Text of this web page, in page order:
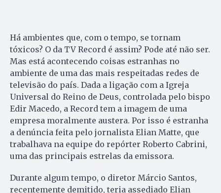
Há ambientes que, com o tempo, se tornam
tóxicos? O da TV Record é assim? Pode até não ser.
Mas está acontecendo coisas estranhas no
ambiente de uma das mais respeitadas redes de
televisão do país. Dada a ligação com a Igreja
Universal do Reino de Deus, controlada pelo bispo
Edir Macedo, a Record tem a imagem de uma
empresa moralmente austera. Por isso é estranha
a denúncia feita pelo jornalista Elian Matte, que
trabalhava na equipe do repórter Roberto Cabrini,
uma das principais estrelas da emissora.
Durante algum tempo, o diretor Márcio Santos,
recentemente demitido, teria assediado Elian